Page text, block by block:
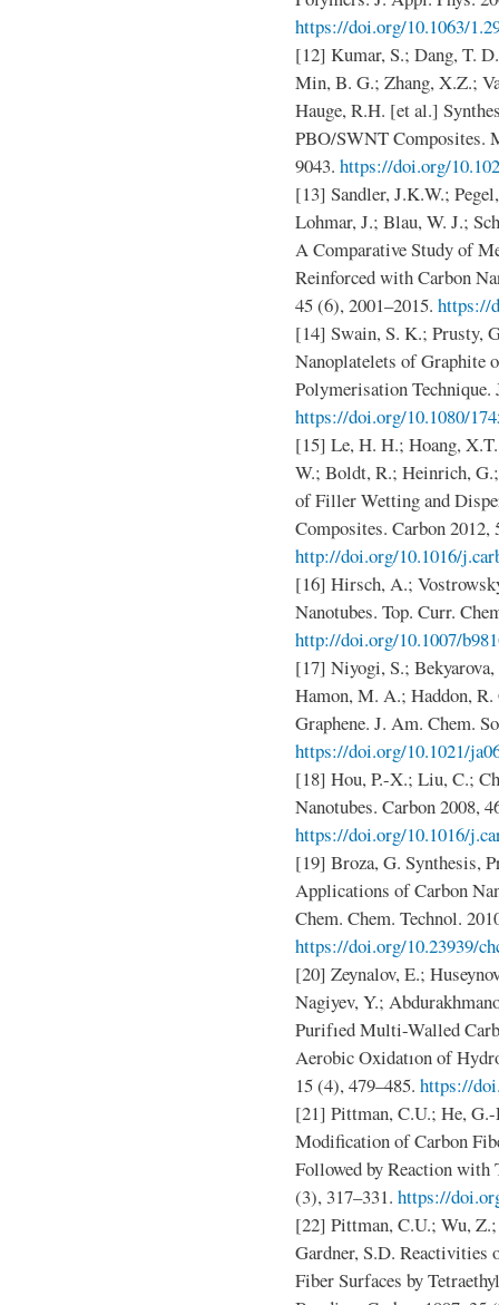
https://doi.org/10.1063/
[12] Kumar, S.; Dang, T.
Min, B. G.; Zhang, X.Z.;
Hauge, R.H. [et al.]
PBO/SWNT Composites.
9043. https://doi.org/
[13] Sandler, J.K.W.;
Lohmar, J.; Blau, W. J.;
A Comparative Study of
Reinforced with Carbon
45 (6), 2001–2015. https://
[14] Swain, S. K.; Prusty,
Nanoplatelets of
Polymerisation Technique.
https://doi.org/10.1080/
[15] Le, H. H.; Hoang,
W.; Boldt, R.; Heinrich,
of Filler Wetting and
Composites. Carbon 2012,
http://doi.org/10.1016/
[16] Hirsch, A.;
Nanotubes. Top. Curr.
http://doi.org/10.1007/
[17] Niyogi, S.;
Hamon, M. A.; Haddon,
Graphene. J. Am. Chem.
https://doi.org/10.1021/
[18] Hou, P.-X.; Liu, C.;
Nanotubes. Carbon 2008,
https://doi.org/10.1016/
[19] Broza, G. Synthesis,
Applications of Carbon
Chem. Chem. Technol.
https://doi.org/10.23939/
[20] Zeynalov, E.;
Nagiyev, Y.;
Purifıed Multi-Walled
Aerobic Oxidatıon of
15 (4), 479–485. https://
[21] Pittman, C.U.; He,
Modification of Carbon
Followed by Reaction with
(3), 317–331. https://
[22] Pittman, C.U.; Wu,
Gardner, S.D. Reactivities
Fiber Surfaces by